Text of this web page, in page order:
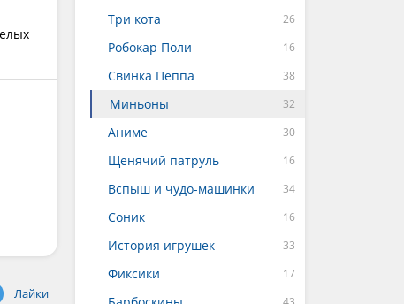
Лайки
Три кота
Робокар Поли
Свинка Пеппа
Миньоны
Аниме
Щенячий патруль
Вспыш и чудо-машинки
Соник
История игрушек
Фиксики